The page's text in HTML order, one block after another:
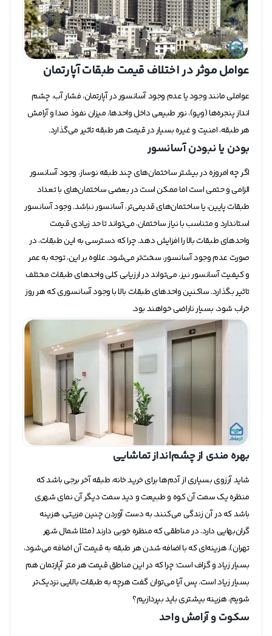
عوامل موثر در اختلاف قیمت طبقات آپارتمان
عواملی مانند وجود یا عدم وجود آسانسور در آپارتمان، فشار آب، چشم
انداز پنجره‌ها (ویو)، نور طبیعی داخل واحدها، میزان نفوذ صدا و آرامش
هر طبقه، امنیت و غیره بسیار در قیمت هر طبقه تاثیر می‌گذارد.
بودن یا نبودن آسانسور
اگر چه امروزه در بیشتر ساختمان‌های چند طبقه نوساز، وجود آسانسور
الزامی و حتمی است اما ممکن است در بعضی ساختمان‌های با تعداد
طبقات پایین، یا ساختمان‌های قدیمی‌تر، آسانسور نباشد. وجود آسانسور
استاندارد و متناسب با نیاز ساختمان، می‌تواند تا حد زیادی قیمت
واحدهای طبقات بالا را افزایش دهد. چرا که دسترسی به این طبقات، در
صورت عدم وجود آسانسور، سخت‌تر می‌شود. علاوه بر این، توجه به عمر
و کیفیت آسانسور نیز، می‌تواند در ارزیابی کلی واحدهای طبقات مختلف
تاثیر بگذارد. ساکنین واحدهای طبقات بالا با وجود آسانسوری که هر روز
خراب شود، بسیار ناراضی خواهند بود.
بهره مندی از چشم‌انداز تماشایی
شاید آرزوی بسیاری از آدم‌ها برای خرید خانه، طبقه آخر برجی باشد که
منظره یک سمت آن کوه و طبیعت و دید سمت دیگر آن نمای شهری
باشد که در آن زندگی می‌کنند. به دست آوردن چنین مزیتی، هزینه
گران‌بهایی دارد. در مناطقی که منظره خوبی دارند (مثلا شمال شهر
تهران)، هزینه‌ای که با اضافه شدن هر طبقه به قیمت آن اضافه می‌شود،
بسیار زیاد و گزاف است؛ چرا که در این مناطق قیمت هر متر آپارتمان هم
بسیار زیاد است. پس آیا می‌توان گفت هرچه به طبقات بالایی نزدیک‌تر
شویم، هزینه بیشتری باید بپردازیم؟
سکوت و آرامش واحد